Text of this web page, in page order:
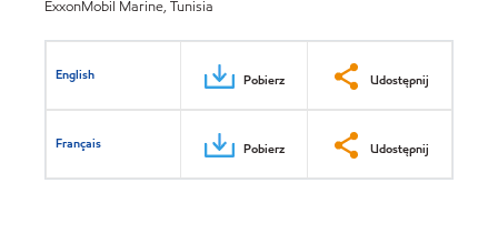
ExxonMobil Marine, Tunisia
English Pobierz Udostępnij
Français Pobierz Udostępnij